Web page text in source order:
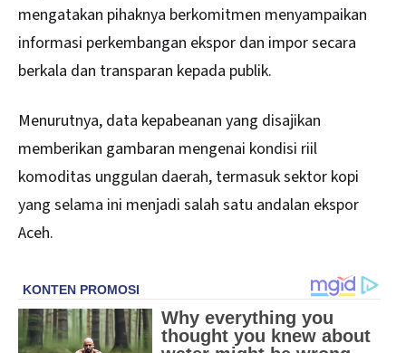
mengatakan pihaknya berkomitmen menyampaikan
informasi perkembangan ekspor dan impor secara
berkala dan transparan kepada publik.
Menurutnya, data kepabeanan yang disajikan
memberikan gambaran mengenai kondisi riil
komoditas unggulan daerah, termasuk sektor kopi
yang selama ini menjadi salah satu andalan ekspor
Aceh.